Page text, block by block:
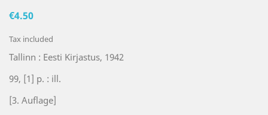
€4.50
Tax included
Tallinn : Eesti Kirjastus, 1942
99, [1] p. : ill.
[3. Auflage]